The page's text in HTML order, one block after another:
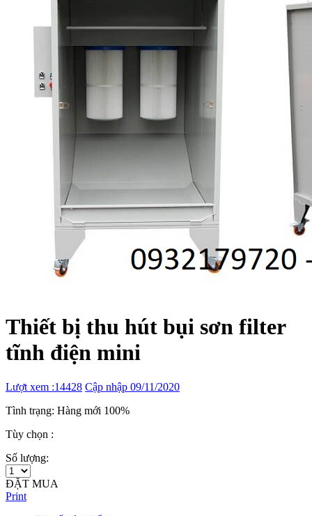
Thiết bị thu hút bụi sơn filter
tĩnh điện mini
Lượt xem :14428 Cập nhập 09/11/2020
Tình trạng: Hàng mới 100%
Tùy chọn :
Số lượng:
ĐẶT MUA
Print